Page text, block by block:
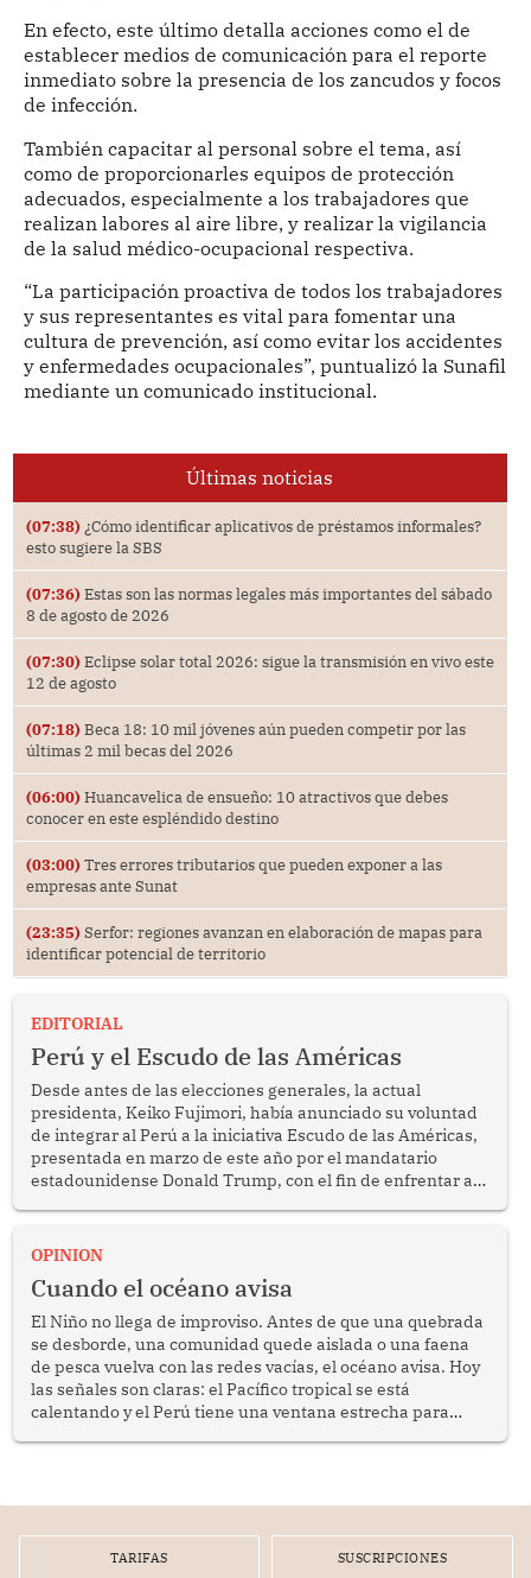
En efecto, este último detalla acciones como el de
establecer medios de comunicación para el reporte
inmediato sobre la presencia de los zancudos y focos
de infección.
También capacitar al personal sobre el tema, así
como de proporcionarles equipos de protección
adecuados, especialmente a los trabajadores que
realizan labores al aire libre, y realizar la vigilancia
de la salud médico-ocupacional respectiva.
“La participación proactiva de todos los trabajadores
y sus representantes es vital para fomentar una
cultura de prevención, así como evitar los accidentes
y enfermedades ocupacionales”, puntualizó la Sunafil
mediante un comunicado institucional.
Últimas noticias
(07:38) ¿Cómo identificar aplicativos de préstamos informales?
esto sugiere la SBS
(07:36) Estas son las normas legales más importantes del sábado
8 de agosto de 2026
(07:30) Eclipse solar total 2026: sigue la transmisión en vivo este
12 de agosto
(07:18) Beca 18: 10 mil jóvenes aún pueden competir por las
últimas 2 mil becas del 2026
(06:00) Huancavelica de ensueño: 10 atractivos que debes
conocer en este espléndido destino
(03:00) Tres errores tributarios que pueden exponer a las
empresas ante Sunat
(23:35) Serfor: regiones avanzan en elaboración de mapas para
identificar potencial de territorio
EDITORIAL
Perú y el Escudo de las Américas
Desde antes de las elecciones generales, la actual
presidenta, Keiko Fujimori, había anunciado su voluntad
de integrar al Perú a la iniciativa Escudo de las Américas,
presentada en marzo de este año por el mandatario
estadounidense Donald Trump, con el fin de enfrentar al
OPINION
Cuando el océano avisa
El Niño no llega de improviso. Antes de que una quebrada
se desborde, una comunidad quede aislada o una faena
de pesca vuelva con las redes vacías, el océano avisa. Hoy
las señales son claras: el Pacífico tropical se está
calentando y el Perú tiene una ventana estrecha para
TARIFAS SUSCRIPCIONES